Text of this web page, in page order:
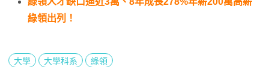
綠領出列！
大學 大學科系 綠領